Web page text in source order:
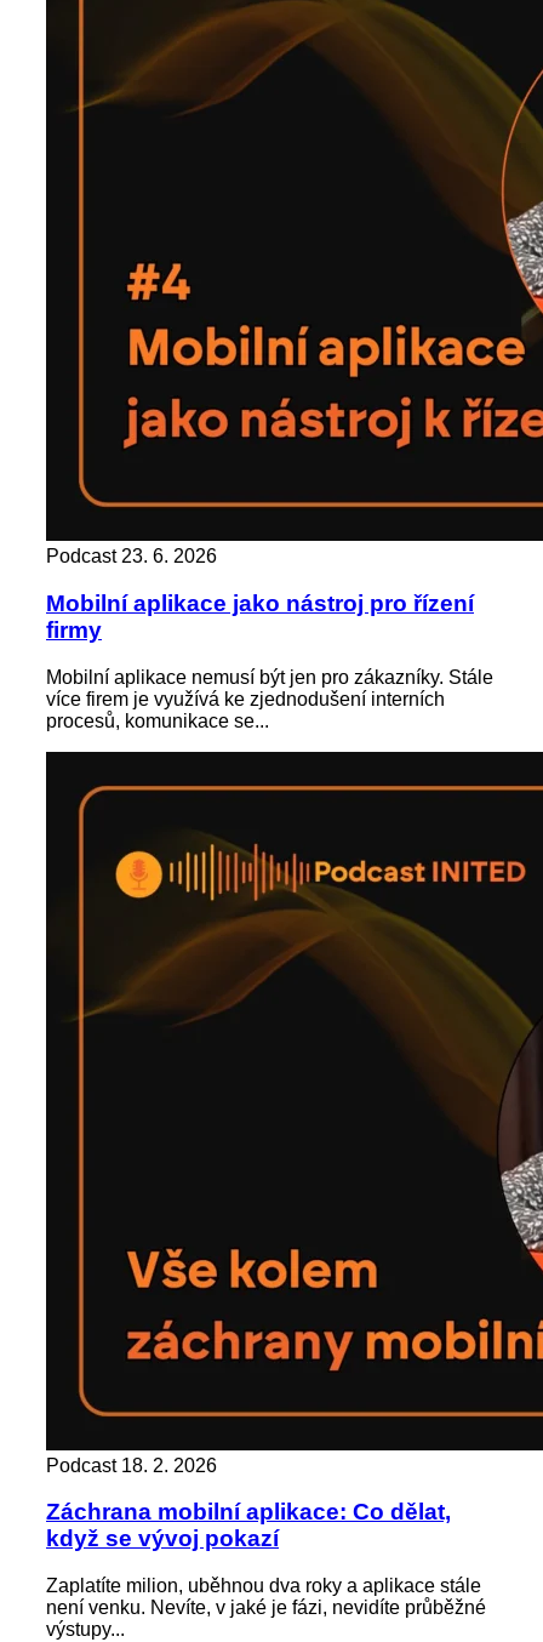
Podcast 23. 6. 2026
Mobilní aplikace jako nástroj pro řízení
firmy
Mobilní aplikace nemusí být jen pro zákazníky. Stále
více firem je využívá ke zjednodušení interních
procesů, komunikace se...
Podcast 18. 2. 2026
Záchrana mobilní aplikace: Co dělat,
když se vývoj pokazí
Zaplatíte milion, uběhnou dva roky a aplikace stále
není venku. Nevíte, v jaké je fázi, nevidíte průběžné
výstupy...